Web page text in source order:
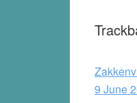
9 June